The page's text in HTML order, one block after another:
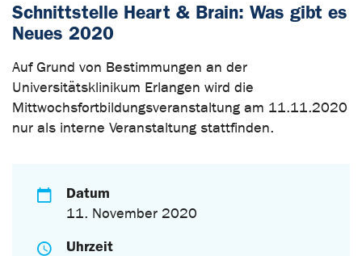
Schnittstelle Heart & Brain: Was gibt es
Neues 2020
Auf Grund von Bestimmungen an der
Universitätsklinikum Erlangen wird die
Mittwochsfortbildungsveranstaltung am 11.11.2020
nur als interne Veranstaltung stattfinden.
Datum
11. November 2020
Uhrzeit